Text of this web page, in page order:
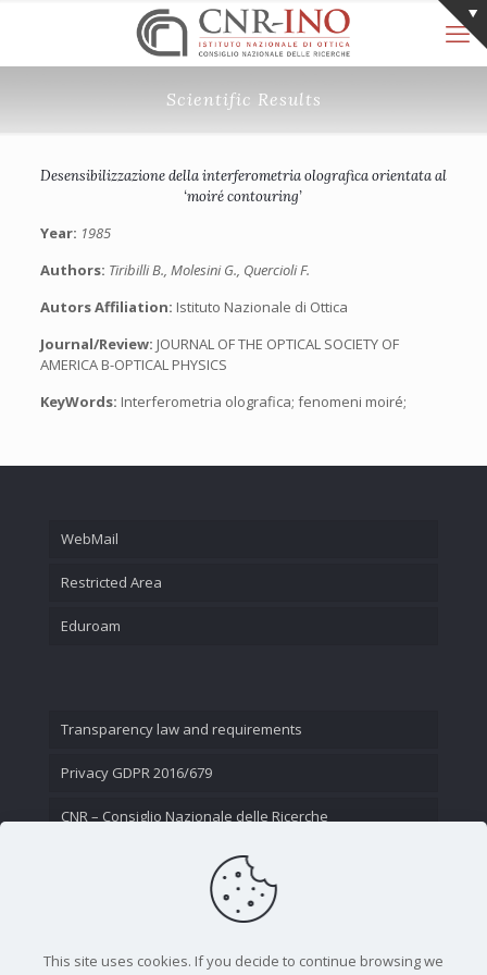
Scientific Results
Desensibilizzazione della interferometria olografica orientata al
‘moiré contouring’
Year: 1985
Authors: Tiribilli B., Molesini G., Quercioli F.
Autors Affiliation: Istituto Nazionale di Ottica
Journal/Review: JOURNAL OF THE OPTICAL SOCIETY OF
AMERICA B-OPTICAL PHYSICS
KeyWords: Interferometria olografica; fenomeni moiré;
WebMail
Restricted Area
Eduroam
Transparency law and requirements
Privacy GDPR 2016/679
CNR – Consiglio Nazionale delle Ricerche
This site uses cookies. If you decide to continue browsing we